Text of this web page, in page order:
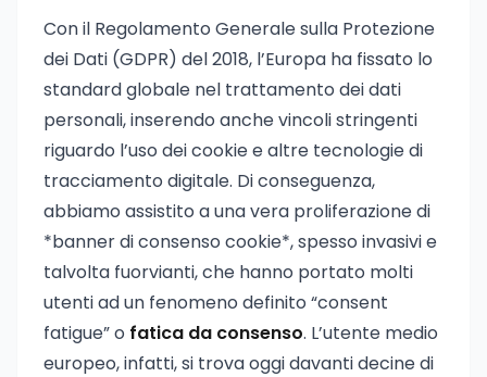
Con il Regolamento Generale sulla Protezione
dei Dati (GDPR) del 2018, l’Europa ha fissato lo
standard globale nel trattamento dei dati
personali, inserendo anche vincoli stringenti
riguardo l’uso dei cookie e altre tecnologie di
tracciamento digitale. Di conseguenza,
abbiamo assistito a una vera proliferazione di
*banner di consenso cookie*, spesso invasivi e
talvolta fuorvianti, che hanno portato molti
utenti ad un fenomeno definito “consent
fatigue” o fatica da consenso. L’utente medio
europeo, infatti, si trova oggi davanti decine di